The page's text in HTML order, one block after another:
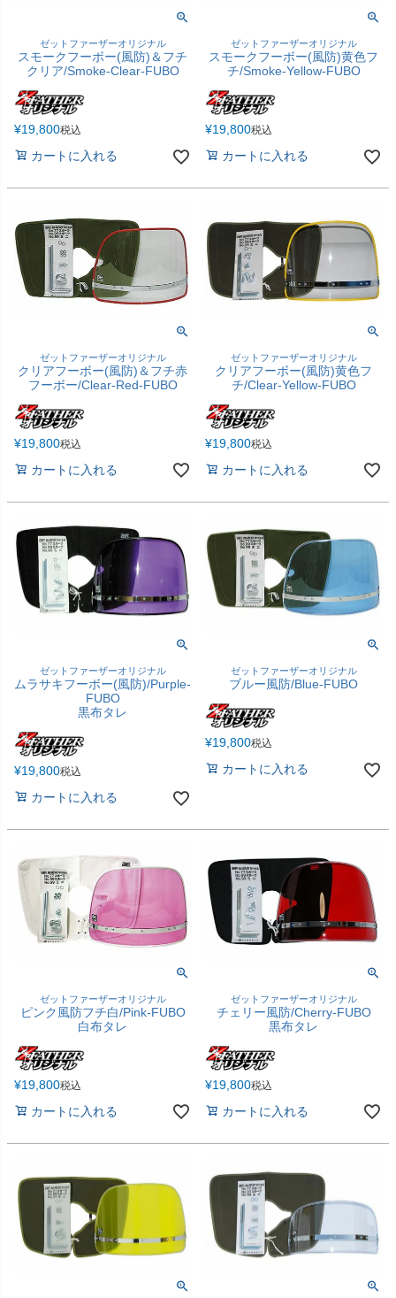
ゼットファーザーオリジナル
スモークフーボー(風防)＆フチ
クリア/Smoke-Clear-FUBO
¥19,800税込
カートに入れる
ゼットファーザーオリジナル
スモークフーボー(風防)黄色フ
チ/Smoke-Yellow-FUBO
¥19,800税込
カートに入れる
ゼットファーザーオリジナル
クリアフーボー(風防)＆フチ赤
フーボー/Clear-Red-FUBO
¥19,800税込
カートに入れる
ゼットファーザーオリジナル
クリアフーボー(風防)黄色フ
チ/Clear-Yellow-FUBO
¥19,800税込
カートに入れる
ゼットファーザーオリジナル
ムラサキフーボー(風防)/Purple-
FUBO
黒布タレ
¥19,800税込
カートに入れる
ゼットファーザーオリジナル
ブルー風防/Blue-FUBO
¥19,800税込
カートに入れる
ゼットファーザーオリジナル
ピンク風防フチ白/Pink-FUBO
白布タレ
¥19,800税込
カートに入れる
ゼットファーザーオリジナル
チェリー風防/Cherry-FUBO
黒布タレ
¥19,800税込
カートに入れる